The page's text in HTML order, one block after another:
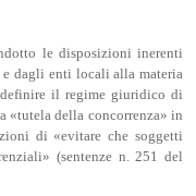
le disposizioni inerenti
dagli enti locali alla materia
il regime giuridico di
«tutela della concorrenza» in
di «evitare che soggetti
(sentenze n. 251 del